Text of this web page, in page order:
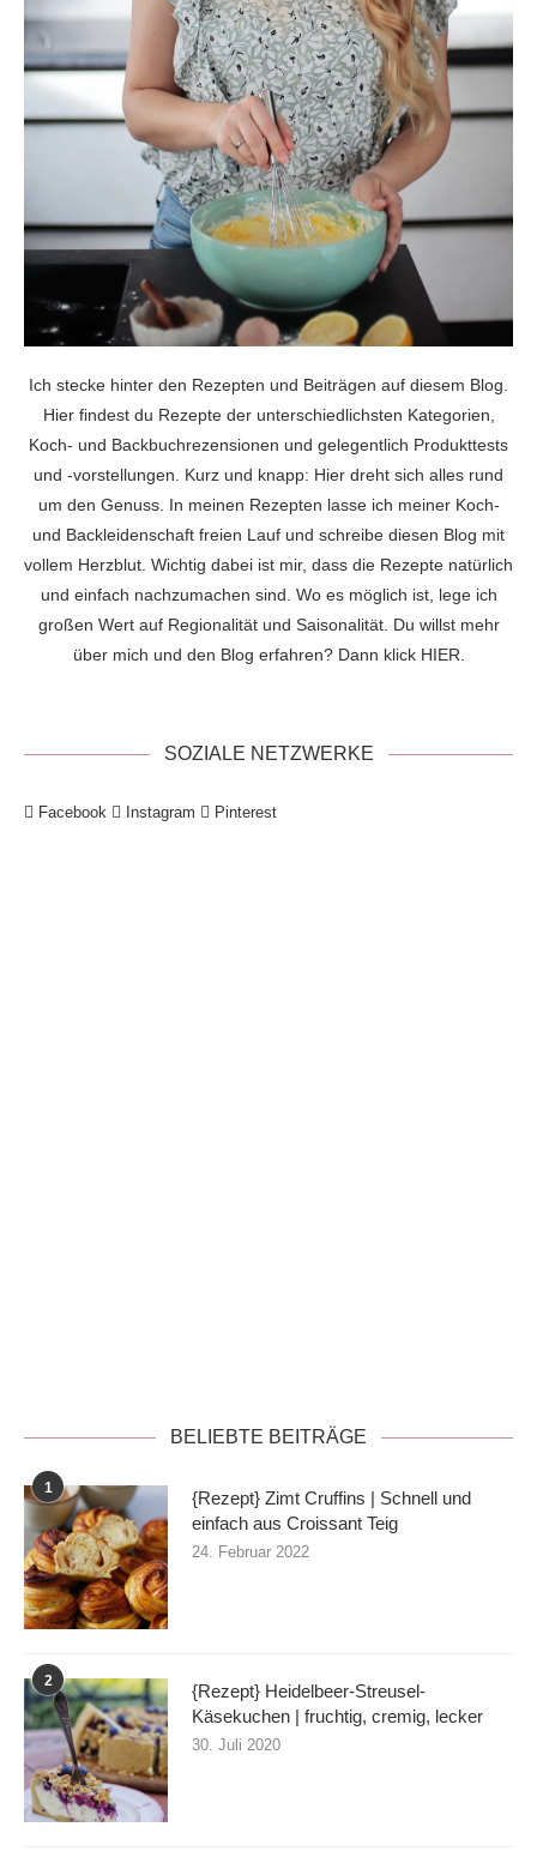
Ich stecke hinter den Rezepten und Beiträgen auf diesem Blog.
Hier findest du Rezepte der unterschiedlichsten Kategorien,
Koch- und Backbuchrezensionen und gelegentlich Produkttests
und -vorstellungen. Kurz und knapp: Hier dreht sich alles rund
um den Genuss. In meinen Rezepten lasse ich meiner Koch-
und Backleidenschaft freien Lauf und schreibe diesen Blog mit
vollem Herzblut. Wichtig dabei ist mir, dass die Rezepte natürlich
und einfach nachzumachen sind. Wo es möglich ist, lege ich
großen Wert auf Regionalität und Saisonalität. Du willst mehr
über mich und den Blog erfahren? Dann klick HIER
SOZIALE NETZWERKE
Facebook Instagram Pinterest
BELIEBTE BEITRÄGE
1
{Rezept} Zimt Cruffins | Schnell und
einfach aus Croissant Teig
24. Februar 2022
2
{Rezept} Heidelbeer-Streusel-
Käsekuchen | fruchtig, cremig, lecker
30. Juli 2020